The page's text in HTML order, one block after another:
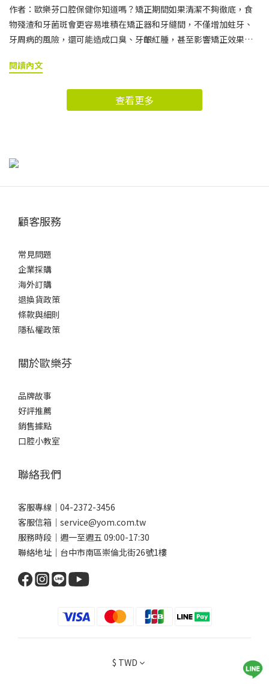
作者：歐樂芬口腔保健你知道嗎？矯正期間如果清潔不夠徹底，食
物殘渣和牙菌斑會更容易堆積在矯正器和牙縫間，不僅增加蛀牙、
牙周病的風險，還可能造成口臭、牙齦紅腫，甚至影響矯正效果。
矯正牙齒清潔。 接下來小編就要帶你了解，為什麼矯正期間的牙齒
矯正牙齒清潔工具，讓牙套周圍與牙縫都能清潔到位。矯正牙齒清
潔快速導讀區矯正牙齒清潔的基本守則矯正牙齒清潔工具推薦與使
牙齒上多了矯正器與鋼絲，更容易藏匿食物殘渣與牙菌斑。除了每
但若吃了柑橘、醋類、碳酸飲料等酸性食物，牙齒琺瑯質可能會暫
物是否偏酸，參考醫師建議，可先用清水漱口，等待約30分鐘後再
暫時減少食物殘留，再找機會仔細清潔，降低蛀牙與牙周問題的風
險。正確刷牙方式矯正器讓清潔更具挑戰，但只要掌握方法就能有
效維持口腔健康哦：選擇工具：建議使用小刷頭、軟毛牙刷，或專
為矯正設計的V字型牙刷，方便深入牙套周圍。刷牙角度：牙刷與牙
齦呈45度角，輕柔以小範圍畫圓方式刷牙。特別要注意牙套上下
方、牙縫與咬合面。清潔步驟：先刷上排外側，再刷下排外側。接
角。時間掌握：每次刷牙應至少3分鐘，耐心地慢慢清潔每顆牙齒。
貼心提醒：可搭配矯正專用牙間刷或牙線穿引器，協助清潔矯正器
工具推薦與使用方式以下工具都是牙齒矯正期間常見、實用又值得
推薦的清潔利器。 你可以依照自己的矯正階段與口腔狀況選擇搭配
使用，達到更全面的清潔效果唷。1. 沖牙機（口腔沖洗器）利用高
壓水流沖洗牙縫、牙齦溝與矯正器周圍，能有效帶走大部分食物殘
或牙線。使用方式建議：調整水柱強度為中低模式，避免強力沖擊
流能「從下往上／從旁邊往中間」滲入殘渣縫隙。每天最後一個清
潔階段使用，幫助沖走刷牙／牙線之後還未被帶走的微粒。2. 矯正
專用牙刷（V字型/分段刷毛設計）因為矯正器會突出佔據牙面，普
通牙刷的刷毛難以完全接觸到矯正器下方及牙縫。專為矯正設計的
的輪廓。使用方式建議：斜角（45°）刷毛對齒頸與牙面，確保能刷
後來回約10～15下，慢慢刷，不急。 刷完外側、內側與咬合面後，
記得用刷頭尖端清刷矯正器邊緣。3. 牙間刷與單束毛牙刷矯正器周
圍常有刷不到的縫隙，牙間刷與單束毛刷在這部分特別實用。牙間
刷：刷頭較小、刷毛呈圓/圓柱狀，適合清潔矯正器與牙齒間較大的
縫隙。使用時將牙間刷輕插入縫隙，前後來回滑動清潔。單束毛牙
閱讀內文
查看更多
顧客服務
常見問題
企業採購
海外訂購
退換貨政策
條款與細則
隱私權政策
關於歐樂芬
品牌故事
好評推薦
銷售據點
口腔小教室
聯絡我們
客服專線｜04-2372-3456
客服信箱｜service@yom.com.tw
服務時段｜週一至週五 09:00-17:30
聯絡地址｜台中市南區崇倫北街26號1樓
$ TWD